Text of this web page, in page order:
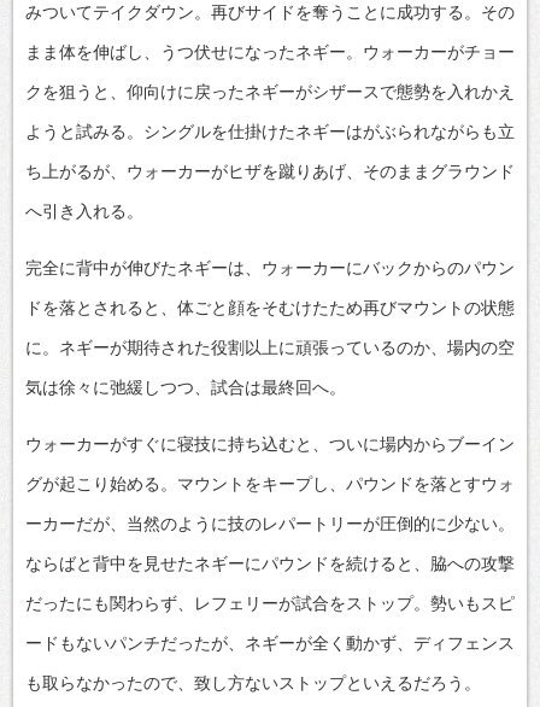
みついてテイクダウン。再びサイドを奪うことに成功する。その
まま体を伸ばし、うつ伏せになったネギー。ウォーカーがチョー
クを狙うと、仰向けに戻ったネギーがシザースで態勢を入れかえ
ようと試みる。シングルを仕掛けたネギーはがぶられながらも立
ち上がるが、ウォーカーがヒザを蹴りあげ、そのままグラウンド
へ引き入れる。
完全に背中が伸びたネギーは、ウォーカーにバックからのパウン
ドを落とされると、体ごと顔をそむけたため再びマウントの状態
に。ネギーが期待された役割以上に頑張っているのか、場内の空
気は徐々に弛緩しつつ、試合は最終回へ。
ウォーカーがすぐに寝技に持ち込むと、ついに場内からブーイン
グが起こり始める。マウントをキープし、パウンドを落とすウォ
ーカーだが、当然のように技のレパートリーが圧倒的に少ない。
ならばと背中を見せたネギーにパウンドを続けると、脇への攻撃
だったにも関わらず、レフェリーが試合をストップ。勢いもスピ
ードもないパンチだったが、ネギーが全く動かず、ディフェンス
も取らなかったので、致し方ないストップといえるだろう。